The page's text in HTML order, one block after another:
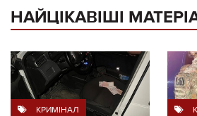
НАЙЦІКАВІШІ
КРИМІНАЛ